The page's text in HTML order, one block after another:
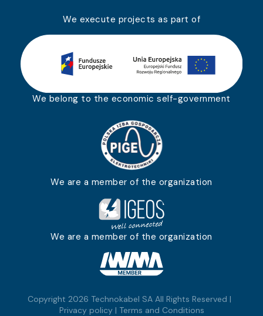
We execute projects as part of
We belong to the economic self-government
We are a member of the organization
We are a member of the organization
Copyright 2026 Technokabel SA All Rights Reserved |
Privacy policy| Terms and Conditions